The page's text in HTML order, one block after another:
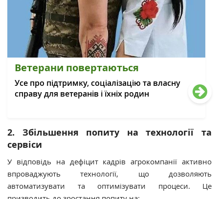
Ветерани повертаються
Усе про підтримку, соціалізацію та власну
справу для ветеранів і їхніх родин
2. Збільшення попиту на технології та
сервіси
У відповідь на дефіцит кадрів агрокомпанії активно
впроваджують технології, що дозволяють
автоматизувати та оптимізувати процеси. Це